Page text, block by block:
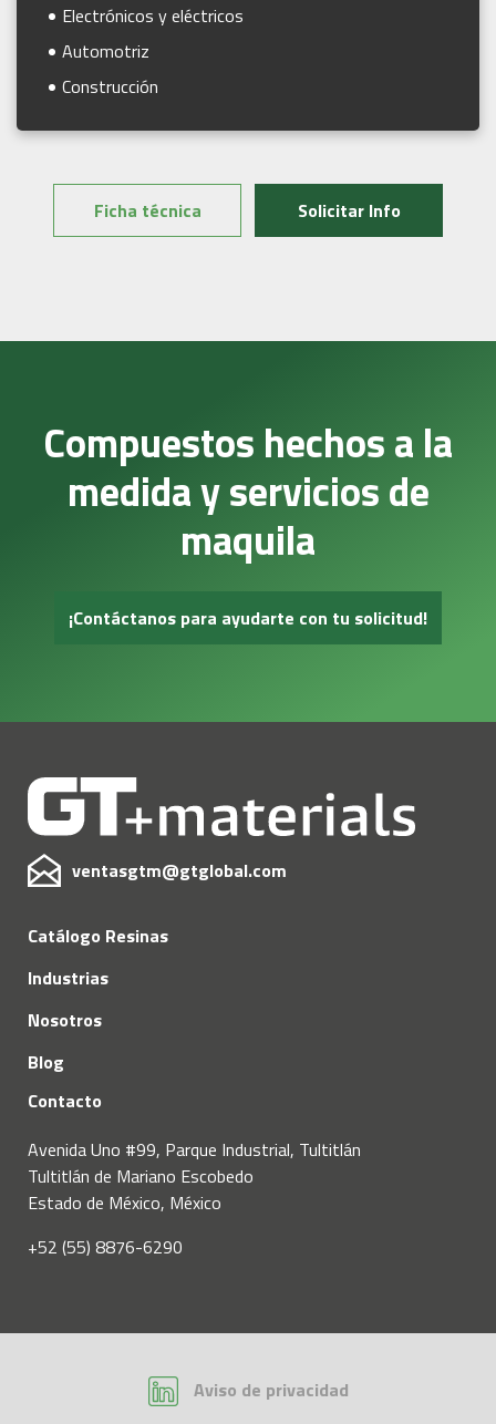
Electrónicos y eléctricos
Automotriz
Construcción
Ficha técnica Solicitar Info
Compuestos hechos a la
medida y servicios de
maquila
¡Contáctanos para ayudarte con tu solicitud!
ventasgtm@gtglobal.com
Catálogo Resinas
Industrias
Nosotros
Blog
Contacto
Avenida Uno #99, Parque Industrial, Tultitlán
Tultitlán de Mariano Escobedo
Estado de México, México
+52 (55) 8876-6290
LinkedInAviso de privacidad